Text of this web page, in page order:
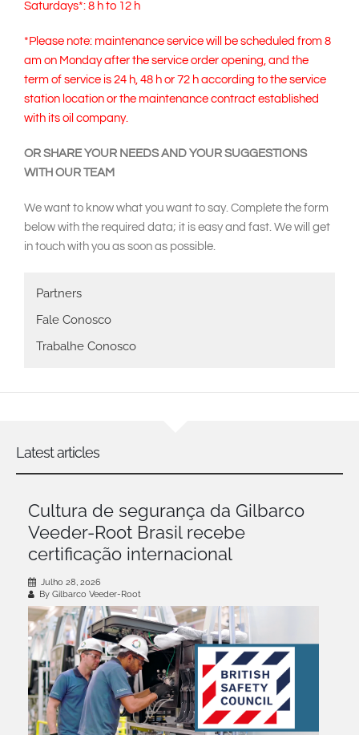
Saturdays*: 8 h to 12 h
*Please note: maintenance service will be scheduled from 8
am on Monday after the service order opening, and the
term of service is 24 h, 48 h or 72 h according to the service
station location or the maintenance contract established
with its oil company.
OR SHARE YOUR NEEDS AND YOUR SUGGESTIONS
WITH OUR TEAM
We want to know what you want to say. Complete the form
below with the required data; it is easy and fast. We will get
in touch with you as soon as possible.
Main
navigation
Partners
Fale Conosco
Trabalhe Conosco
Latest articles
Cultura de segurança da Gilbarco
Veeder-Root Brasil recebe
certificação internacional
Julho 28, 2026
By Gilbarco Veeder-Root